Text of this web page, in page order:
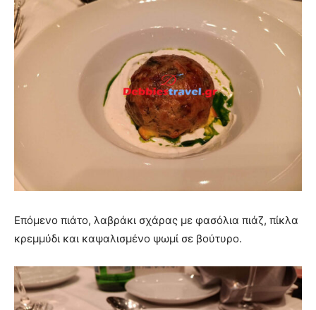
Επόμενο πιάτο, λαβράκι σχάρας με φασόλια πιάζ, πίκλα
κρεμμύδι και καψαλισμένο ψωμί σε βούτυρο.